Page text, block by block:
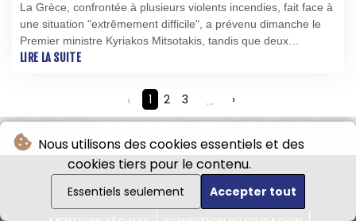
Nous utilisons des cookies essentiels et des
cookies tiers pour le contenu.
Essentiels seulement Accepter tout
La Grèce, confrontée à plusieurs violents incendies, fait face à
une situation "extrêmement difficile", a prévenu dimanche le
Premier ministre Kyriakos Mitsotakis, tandis que deux
hélicoptères sont entrés en collision au cours d'une
LIRE LA SUITE
‹ 1 2 3 ... ›